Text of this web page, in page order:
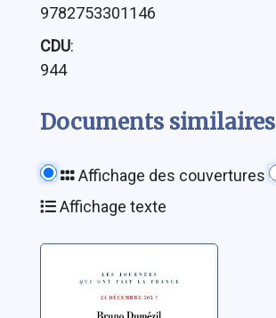
9782753301146
CDU:
944
Documents similaires
Affichage des couvertures
Affichage texte
Clovis: 24
décembre 505 ?